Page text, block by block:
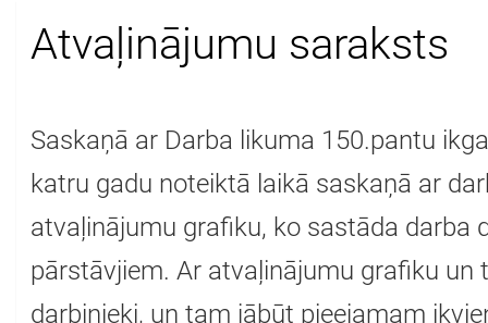
Atvaļinājumu saraksts
Saskaņā ar Darba likuma 150.pantu
katru gadu noteiktā laikā saskaņā ar
atvaļinājumu grafiku, ko sastāda darba
pārstāvjiem. Ar atvaļinājumu grafiku
darbinieki, un tam jābūt pieejamam